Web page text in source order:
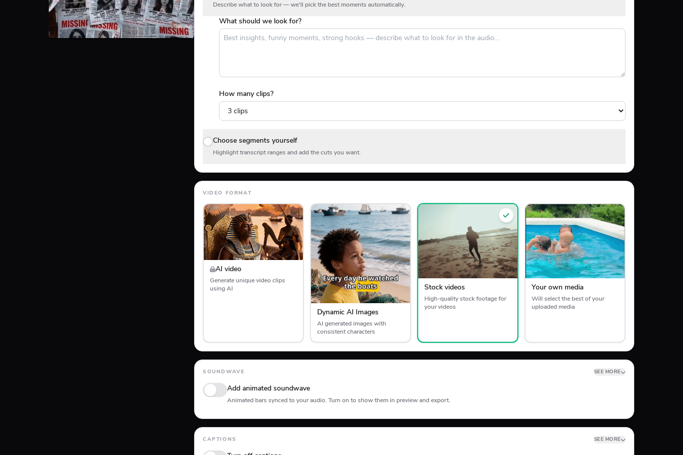
Describe what to look for — we'll pick the best moments automatically.
What should we look for?
How many clips?
Choose segments yourself
Highlight transcript ranges and add the cuts you want.
VIDEO FORMAT
AI video
Generate unique video clips
using AI
Dynamic AI Images
AI generated images with
consistent characters
Stock videos
High-quality stock footage for
your videos
Your own media
Will select the best of your
uploaded media
SOUNDWAVE SEE MORE
Add animated soundwave
Animated bars synced to your audio. Turn on to show them in preview and export.
Position
CAPTIONS SEE MORE